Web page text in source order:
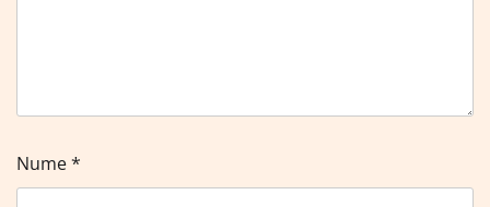
Nume*